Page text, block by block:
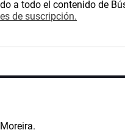
a todo el contenido de
de suscripción.